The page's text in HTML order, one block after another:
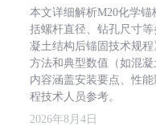
本文详细解析M20化学
括螺杆直径、钻孔尺寸
凝土结构后锚固技术规程
方法和典型数值（如混凝
内容涵盖安装要点、性
程技术人员参考。
2026年8月4日